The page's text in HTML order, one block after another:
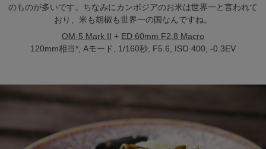
のものが多いです。ちなみにカンボジアのお米は世界一と言われて
おり、米も胡椒も世界一の国なんですね。
OM-5 Mark II + ED 60mm F2.8 Macro
120mm相当*, Aモード, 1/160秒, F5.6, ISO 400, -0.3EV